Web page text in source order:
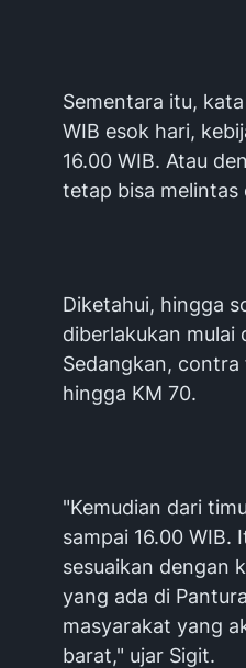
Sementara itu,
WIB esok hari,
16.00 WIB. Atau
tetap bisa
Diketahui, hingga
diberlakukan mulai
Sedangkan,
hingga KM 70.
"Kemudian dari
sampai 16.00
sesuaikan dengan
yang ada di
masyarakat yang
barat," ujar Sigit.